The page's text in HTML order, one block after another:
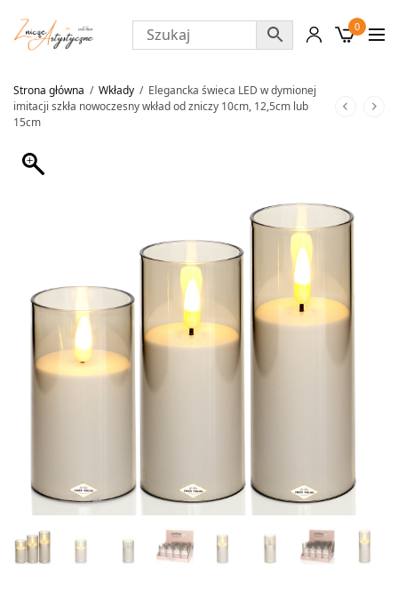
0
Strona główna / Wkłady / Elegancka świeca LED w dymionej
imitacji szkła nowoczesny wkład od zniczy 10cm, 12,5cm lub
15cm